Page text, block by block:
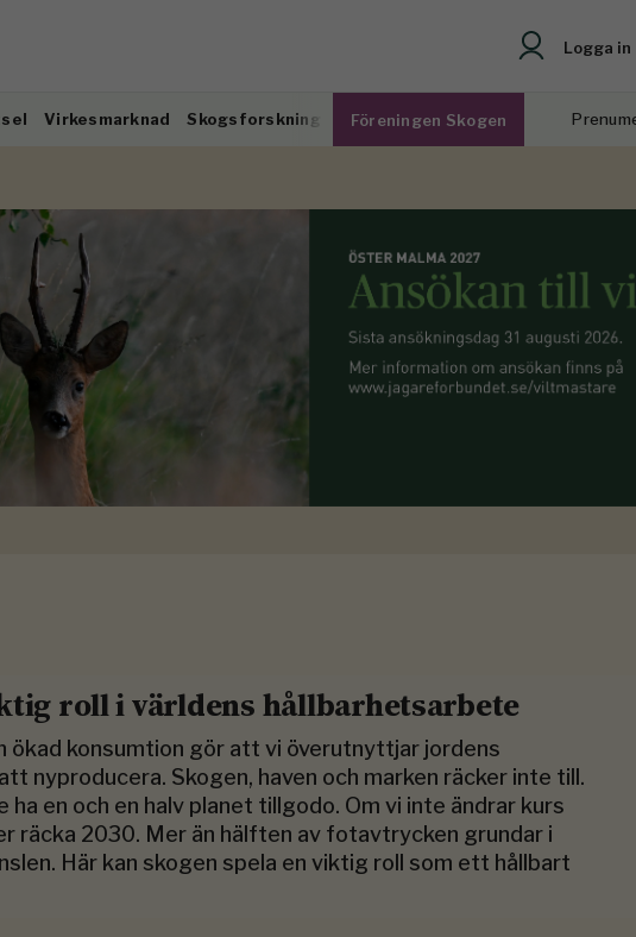
Logga in
Virkesmarknad Skogsforskning Föreningen Skogen
roll i världens hållbarhetsarbete
ökad konsumtion gör att vi överutnyttjar jordens
nyproducera. Skogen, haven och marken räcker inte till.
ha en och en halv planet tillgodo. Om vi inte ändrar kurs
räcka 2030. Mer än hälften av fotavtrycken grundar i
Här kan skogen spela en viktig roll som ett hållbart